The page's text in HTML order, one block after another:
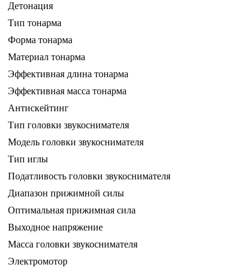
Детонация
Тип тонарма
Форма тонарма
Материал тонарма
Эффективная длина тонарма
Эффективная масса тонарма
Антискейтинг
Тип головки звукоснимателя
Модель головки звукоснимателя
Тип иглы
Податливость головки звукоснимателя
Диапазон прижимной силы
Оптимальная прижимная сила
Выходное напряжение
Масса головки звукоснимателя
Электромотор